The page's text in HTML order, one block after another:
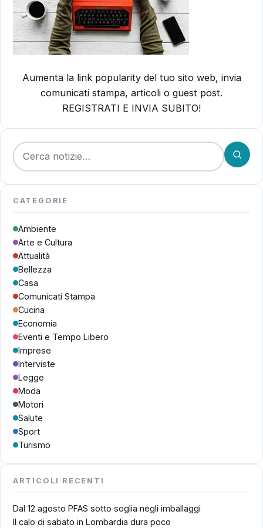
Aumenta la link popularity del tuo sito web, invia
comunicati stampa, articoli o guest post.
REGISTRATI E INVIA SUBITO!
Cerca:
CATEGORIE
Ambiente
Arte e Cultura
Attualità
Bellezza
Casa
Comunicati Stampa
Cucina
Economia
Eventi e Tempo Libero
Imprese
Interviste
Legge
Moda
Motori
Salute
Sport
Turismo
ARTICOLI RECENTI
Dal 12 agosto PFAS sotto soglia negli imballaggi
Il calo di sabato in Lombardia dura poco